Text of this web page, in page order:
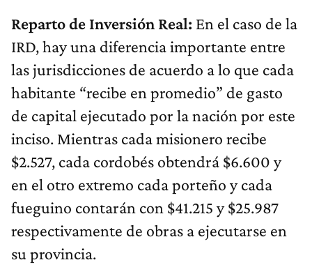
Reparto de Inversión Real: En el caso de la
IRD, hay una diferencia importante entre
las jurisdicciones de acuerdo a lo que cada
habitante “recibe en promedio” de gasto
de capital ejecutado por la nación por este
inciso. Mientras cada misionero recibe
$2.527, cada cordobés obtendrá $6.600 y
en el otro extremo cada porteño y cada
fueguino contarán con $41.215 y $25.987
respectivamente de obras a ejecutarse en
su provincia.